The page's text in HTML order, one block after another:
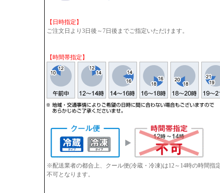
【日時指定】
ご注文日より3日後～7日後までご指定いただけます。
【時間帯指定】
※配送業者の都合上、クール便(冷蔵・冷凍)は12～14時の時間
不可となります。